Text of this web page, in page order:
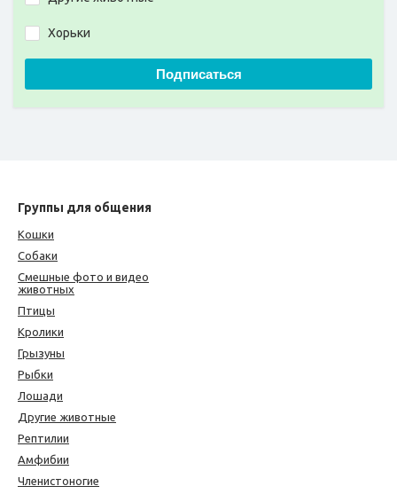
Хорьки
Подписаться
Группы для общения
Кошки
Собаки
Смешные фото и видео
животных
Птицы
Кролики
Грызуны
Рыбки
Лошади
Другие животные
Рептилии
Амфибии
Членистоногие